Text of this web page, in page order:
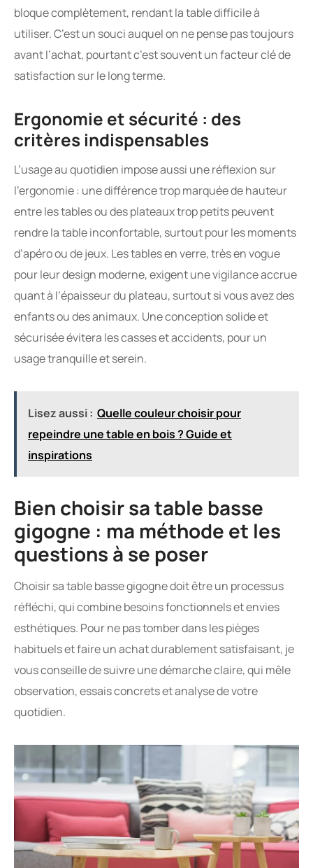
bloque complètement, rendant la table difficile à
utiliser. C’est un souci auquel on ne pense pas toujours
avant l’achat, pourtant c’est souvent un facteur clé de
satisfaction sur le long terme.
Ergonomie et sécurité : des
critères indispensables
L’usage au quotidien impose aussi une réflexion sur
l’ergonomie : une différence trop marquée de hauteur
entre les tables ou des plateaux trop petits peuvent
rendre la table inconfortable, surtout pour les moments
d’apéro ou de jeux. Les tables en verre, très en vogue
pour leur design moderne, exigent une vigilance accrue
quant à l’épaisseur du plateau, surtout si vous avez des
enfants ou des animaux. Une conception solide et
sécurisée évitera les casses et accidents, pour un
usage tranquille et serein.
Lisez aussi : Quelle couleur choisir pour
repeindre une table en bois ? Guide et
inspirations
Bien choisir sa table basse
gigogne : ma méthode et les
questions à se poser
Choisir sa table basse gigogne doit être un processus
réfléchi, qui combine besoins fonctionnels et envies
esthétiques. Pour ne pas tomber dans les pièges
habituels et faire un achat durablement satisfaisant, je
vous conseille de suivre une démarche claire, qui mêle
observation, essais concrets et analyse de votre
quotidien.